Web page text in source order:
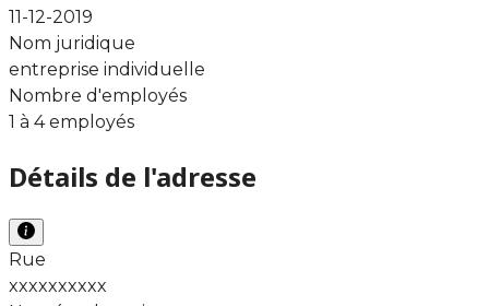
11-12-2019
Nom juridique
entreprise individuelle
Nombre d'employés
1 à 4 employés
Détails de l'adresse
Rue
xxxxxxxxxx